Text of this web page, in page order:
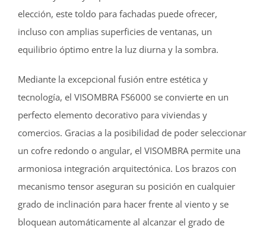
elección, este toldo para fachadas puede ofrecer,
incluso con amplias superficies de ventanas, un
equilibrio óptimo entre la luz diurna y la sombra.
Mediante la excepcional fusión entre estética y
tecnología, el VISOMBRA FS6000 se convierte en un
perfecto elemento decorativo para viviendas y
comercios. Gracias a la posibilidad de poder seleccionar
un cofre redondo o angular, el VISOMBRA permite una
armoniosa integración arquitectónica. Los brazos con
mecanismo tensor aseguran su posición en cualquier
grado de inclinación para hacer frente al viento y se
bloquean automáticamente al alcanzar el grado de